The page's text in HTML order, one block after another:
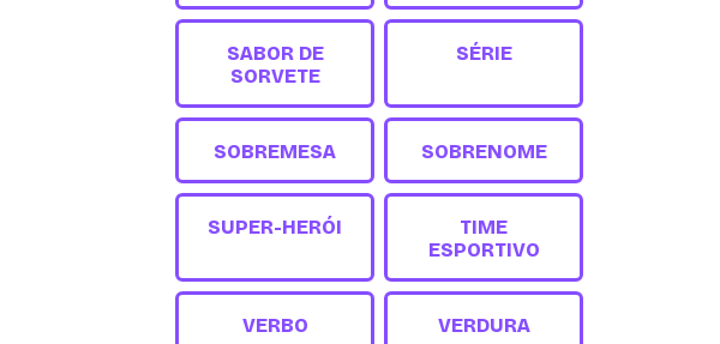
SABOR DE
SORVETE
SÉRIE
SOBREMESA SOBRENOME
SUPER-HERÓI
TIME
ESPORTIVO
VERBO VERDURA